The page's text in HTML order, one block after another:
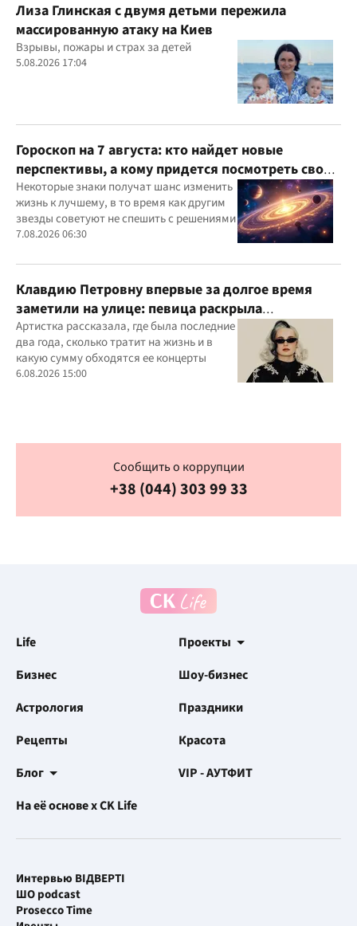
Лиза Глинская с двумя детьми пережила
массированную атаку на Киев
Взрывы, пожары и страх за детей
5.08.2026 17:04
Гороскоп на 7 августа: кто найдет новые
перспективы, а кому придется посмотреть свои
приоритеты
Некоторые знаки получат шанс изменить
жизнь к лучшему, в то время как другим
звезды советуют не спешить с решениями
7.08.2026 06:30
Клавдию Петровну впервые за долгое время
заметили на улице: певица раскрыла
подробности своей жизни
Артистка рассказала, где была последние
два года, сколько тратит на жизнь и в
какую сумму обходятся ее концерты
6.08.2026 15:00
Сообщить о коррупции
+38 (044) 303 99 33
Life
Проекты
Бизнес
Шоу-бизнес
Астрология
Праздники
Рецепты
Красота
Блог
VIP - АУТФИТ
На её основе x CK Life
Интервью ВІДВЕРТІ
ШО podcast
Prosecco Time